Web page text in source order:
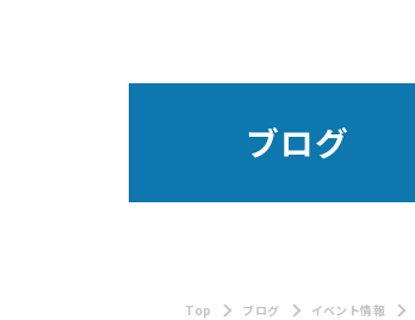
ブログ
Top ブログ イベント情報